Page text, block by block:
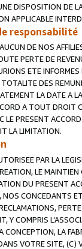
DISPOSITION DE
APPLICABLE
responsabilité
DE NOS
PERTE DE
ETE
TOTALITE DES
LA DATE A
A TOUT DROIT
LE PRESENT
LA LIMITATION.
PAR LA
LE
DU PRESENT
NOS CONCEDANTS
Y COMPRIS
CONCEPTION, LA
VOTRE SITE, (C)